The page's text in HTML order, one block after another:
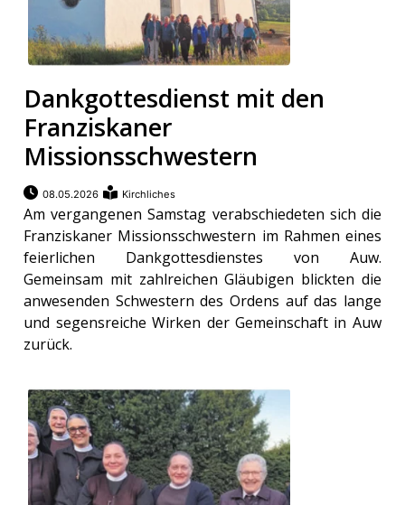
Dankgottesdienst mit den
Franziskaner
Missionsschwestern
08.05.2026 Kirchliches
Am vergangenen Samstag verabschiedeten sich die
Franziskaner Missionsschwestern im Rahmen eines
feierlichen Dankgottesdienstes von Auw.
Gemeinsam mit zahlreichen Gläubigen blickten die
anwesenden Schwestern des Ordens auf das lange
und segensreiche Wirken der Gemeinschaft in Auw
zurück.